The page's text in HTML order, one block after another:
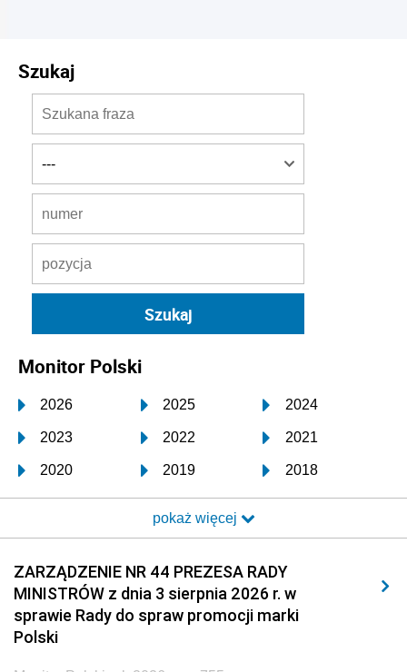
Szukaj
Monitor Polski
2026 2025 2024
2023 2022 2021
2020 2019 2018
2017 2016 2015
2014 2013 2012
2011 2010 2009
2008 2007 2006
2005
pokaż więcej
ZARZĄDZENIE NR 44 PREZESA RADY
MINISTRÓW z dnia 3 sierpnia 2026 r. w
sprawie Rady do spraw promocji marki
Polski